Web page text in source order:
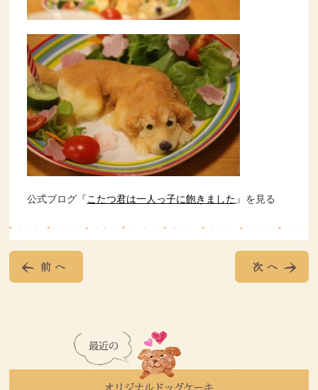
公式ブログ『こたつ君は一人っ子に飽きました 』を見る